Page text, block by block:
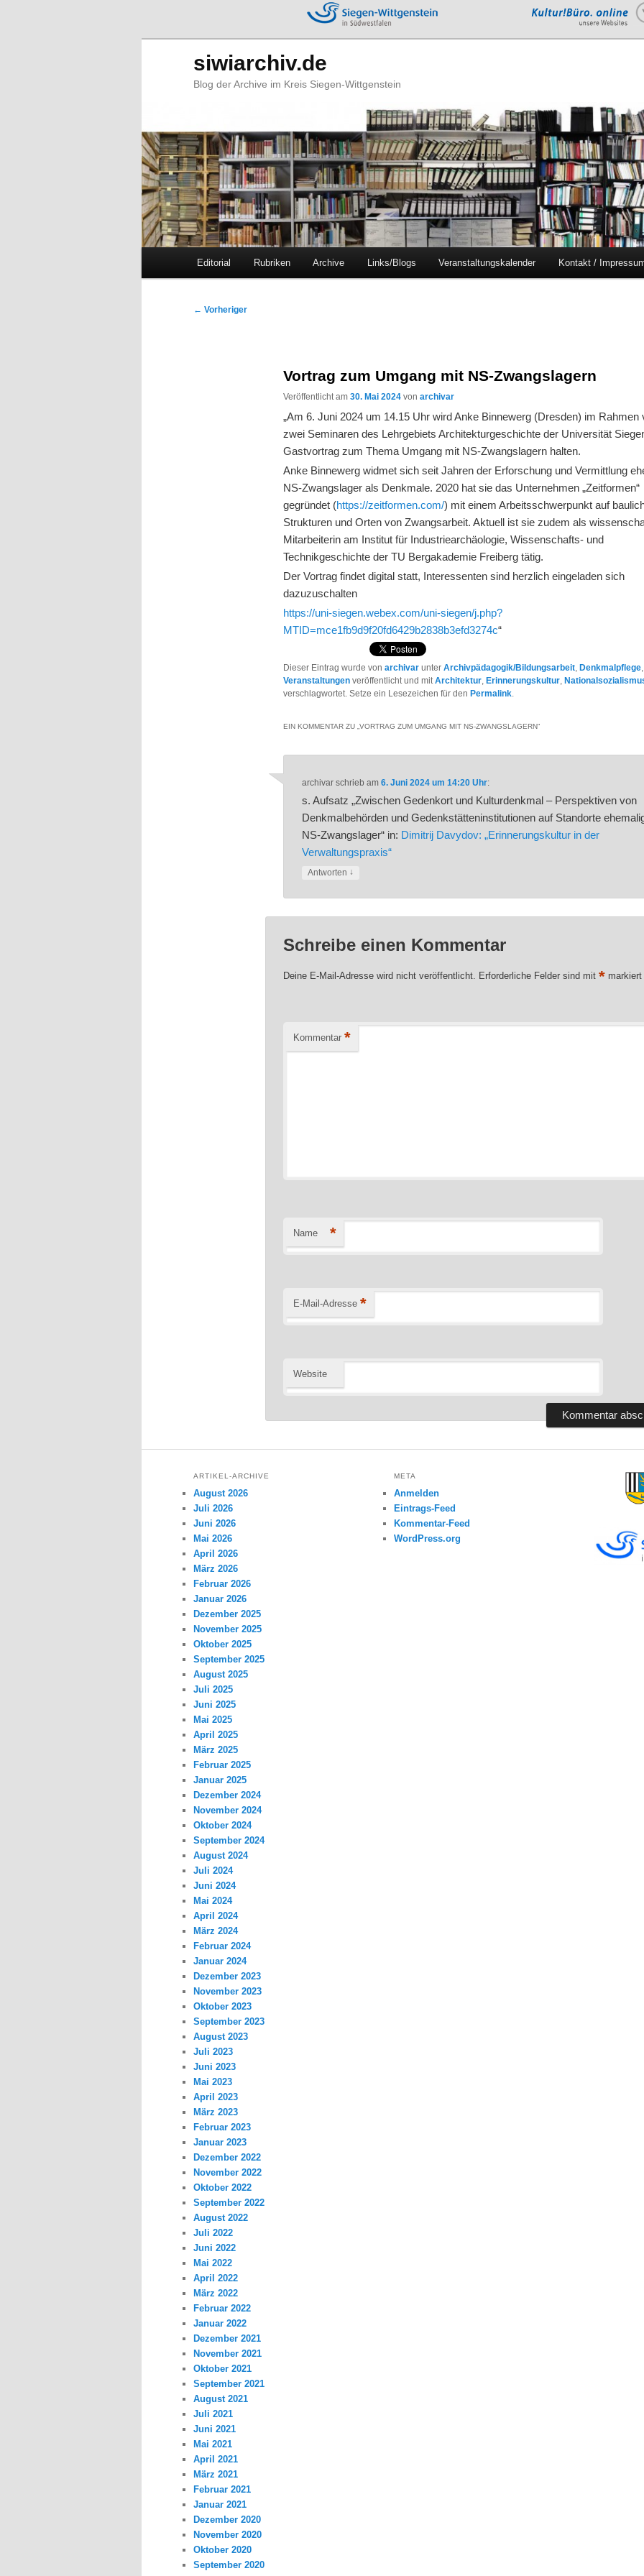
siwiarchiv.de
Blog der Archive im Kreis Siegen-Wittgenstein
Zum
Zum
Editorial Rubriken Archive Links/Blogs Veranstaltungskalender Kontakt /
Beitragsnavigation
← Vorheriger
Vortrag zum Umgang mit NS-Zwangslagern
Veröffentlicht am30. Mai 2024 vonarchivar
„Am 6. Juni 2024 um 14.15 Uhr wird Anke Binnewerg (Dresden) im Rahmen
zwei Seminaren des Lehrgebiets Architekturgeschichte der Universität
Gastvortrag zum Thema Umgang mit NS-Zwangslagern halten.
Anke Binnewerg widmet sich seit Jahren der Erforschung und Vermittlung
NS-Zwangslager als Denkmale. 2020 hat sie das Unternehmen „Zeitformen“
gegründet (https://zeitformen.com/) mit einem Arbeitsschwerpunkt auf
Strukturen und Orten von Zwangsarbeit. Aktuell ist sie zudem als
Mitarbeiterin am Institut für Industriearchäologie, Wissenschafts- und
Technikgeschichte der TU Bergakademie Freiberg tätig.
Der Vortrag findet digital statt, Interessenten sind herzlich eingeladen sich
dazuzuschalten
https://uni-siegen.webex.com/uni-siegen/j.php?
MTID=mce1fb9d9f20fd6429b2838b3efd3274c“
Dieser Eintrag wurde vonarchivar unterArchivpädagogik/Bildungsarbeit, Denkmalpflege,
Veranstaltungen veröffentlicht und mitArchitektur, Erinnerungskultur,
verschlagwortet. Setze ein Lesezeichen für den Permalink.
EIN KOMMENTAR ZU „VORTRAG ZUM UMGANG MIT NS-ZWANGSLAGERN“
archivar schrieb am 6. Juni 2024 um 14:20 Uhr:
s. Aufsatz „Zwischen Gedenkort und Kulturdenkmal – Perspektiven von
Denkmalbehörden und Gedenkstätteninstitutionen auf Standorte
NS-Zwangslager“ in: Dimitrij Davydov: „Erinnerungskultur in der
Verwaltungspraxis“
Antworten ↓
Schreibe einen Kommentar
Deine E-Mail-Adresse wird nicht veröffentlicht. Erforderliche Felder sind mit* markiert
Kommentar *
Name *
E-Mail-Adresse *
Website
ARTIKEL-ARCHIVE
August 2026
Juli 2026
Juni 2026
Mai 2026
April 2026
März 2026
Februar 2026
Januar 2026
Dezember 2025
November 2025
Oktober 2025
September 2025
August 2025
Juli 2025
Juni 2025
Mai 2025
April 2025
März 2025
Februar 2025
Januar 2025
Dezember 2024
November 2024
Oktober 2024
September 2024
August 2024
Juli 2024
Juni 2024
Mai 2024
April 2024
März 2024
Februar 2024
Januar 2024
Dezember 2023
November 2023
Oktober 2023
September 2023
August 2023
Juli 2023
Juni 2023
Mai 2023
April 2023
März 2023
Februar 2023
Januar 2023
Dezember 2022
November 2022
Oktober 2022
September 2022
August 2022
Juli 2022
Juni 2022
Mai 2022
April 2022
März 2022
Februar 2022
Januar 2022
Dezember 2021
November 2021
Oktober 2021
September 2021
August 2021
Juli 2021
Juni 2021
Mai 2021
April 2021
März 2021
Februar 2021
Januar 2021
Dezember 2020
November 2020
Oktober 2020
September 2020
META
Anmelden
Eintrags-Feed
Kommentar-Feed
WordPress.org